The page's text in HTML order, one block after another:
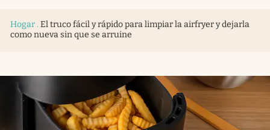
Clase
Eventos Corporativos
El Cronista Studio
Hogar. El truco fácil y rápido para limpiar la airfryer y dejarla
como nueva sin que se arruine